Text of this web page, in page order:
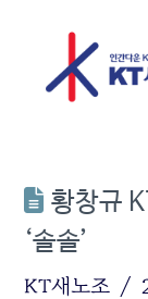
황창규
‘솔솔’
KT새노조